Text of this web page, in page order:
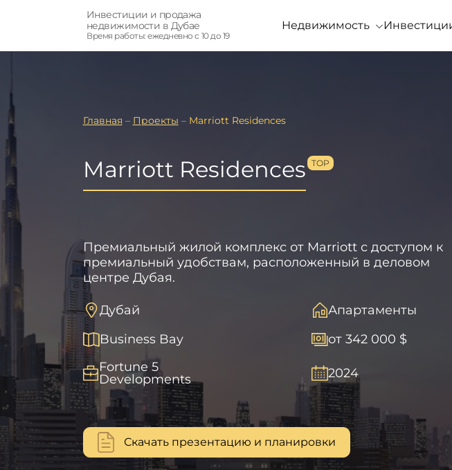
Инвестиции и продажа
недвижимости в Дубае
Время работы: ежедневно с 10 до 19
Недвижимость
Главная – Проекты – Marriott Residences
Marriott Residences
Премиальный жилой комплекс от Marriott с доступом к
премиальный удобствам, расположенный в деловом
центре Дубая.
Дубай
Апартаменты
Business Bay
от 342 000 $
Fortune 5
Developments
2024
Скачать презентацию и планировки